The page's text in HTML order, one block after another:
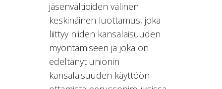
jäsenvaltioiden välinen
keskinäinen luottamus, joka
liittyy niiden kansalaisuuden
myöntämiseen ja joka on
edeltänyt unionin
kansalaisuuden käyttöön